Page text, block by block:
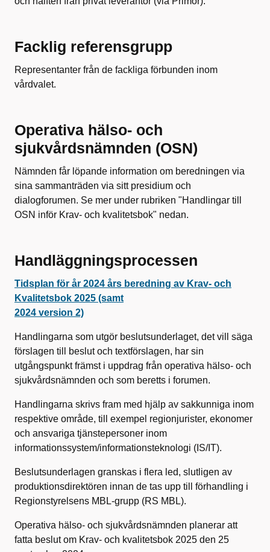
Facklig referensgrupp
Representanter från de fackliga förbunden inom
vårdvalet.
Operativa hälso- och
sjukvårdsnämnden (OSN)
Nämnden får löpande information om beredningen via
sina sammanträden via sitt presidium och
dialogforumen. Se mer under rubriken "Handlingar till
OSN inför Krav- och kvalitetsbok" nedan.
Handläggningsprocessen
Tidsplan för år 2024 års beredning av Krav- och
Kvalitetsbok 2025 (samt
2024 version 2)
Handlingarna som utgör beslutsunderlaget, det vill säga
förslagen till beslut och textförslagen, har sin
utgångspunkt främst i uppdrag från operativa hälso- och
sjukvårdsnämnden och som beretts i forumen.
Handlingarna skrivs fram med hjälp av sakkunniga inom
respektive område, till exempel regionjurister, ekonomer
och ansvariga tjänstepersoner inom
informationssystem/informationsteknologi (IS/IT).
Beslutsunderlagen granskas i flera led, slutligen av
produktionsdirektören innan de tas upp till förhandling i
Regionstyrelsens MBL-grupp (RS MBL).
Operativa hälso- och sjukvårdsnämnden planerar att
fatta beslut om Krav- och kvalitetsbok 2025 den 25